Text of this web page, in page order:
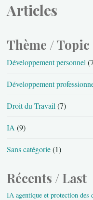
Articles
Thème / Topic
Développement personnel
Développement
Droit du Travail (7)
IA (9)
Sans catégorie(1)
Récents / Last
IA agentique et protection des